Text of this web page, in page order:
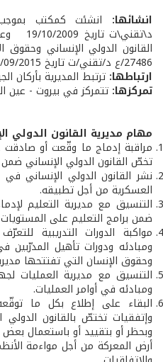
انشائها:
القانون الدولي الإنساني
27486/ع د/تقني/ت تاريخ 03/09/2015
ارتباطها: ترتبط المديرية بأركان
تمركزها: تتمركز في بيروت - عين
مهام مديرية القانون الدولي
مراقبة إدماج ما وقّعت أو صادقت
تخصّ القانون الدولي الإنساني ضمن
نشر القانون الدولي الإنساني
العسكرية من أجل تطبيقه.
التنسيق مع مديرية التعليم
ضمن برامج التعليم على
مواكبة الدورات التدريبية
ومبادئه ودورات تأهيل المدرّبين
وحقوق الإنسان التي تفتتحها
التنسيق مع مديرية العمليات
ومبادئه في أوامر العمليات.
البقاء على إطلاع بكل ما
وإتفقيات تختصّ بالقانون الدولي
وبحظر أو بتقييد أو باستعمال
أرض المعركة من أجل مواءمة